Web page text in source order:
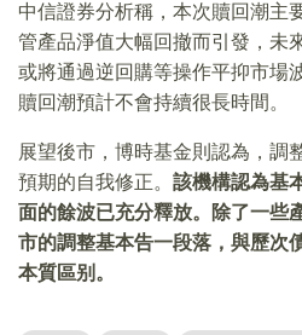
中信證券分析稱，本次贖回潮主
管產品淨值大幅回撤而引發，未
或將通過逆回購等操作平抑市場
贖回潮預計不會持續很長時間。
展望後市，博時基金則認為，調
預期的自我修正。 該機構認為基
面的餘波已充分釋放。除了一些
市的調整基本告一段落，與歷次
本質區别。